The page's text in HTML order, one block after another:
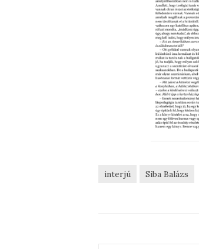
interjú Siba Balázs